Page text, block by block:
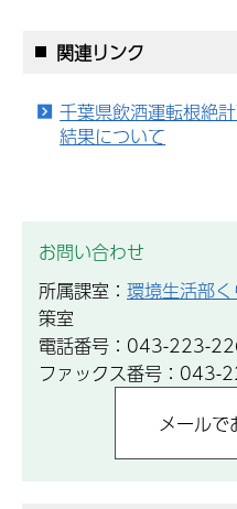
関連リンク
千葉県飲酒運転根絶
結果について
お問い合わせ
所属課室： 環境生活部
策室
電話番号：043-223-
ファックス番号：